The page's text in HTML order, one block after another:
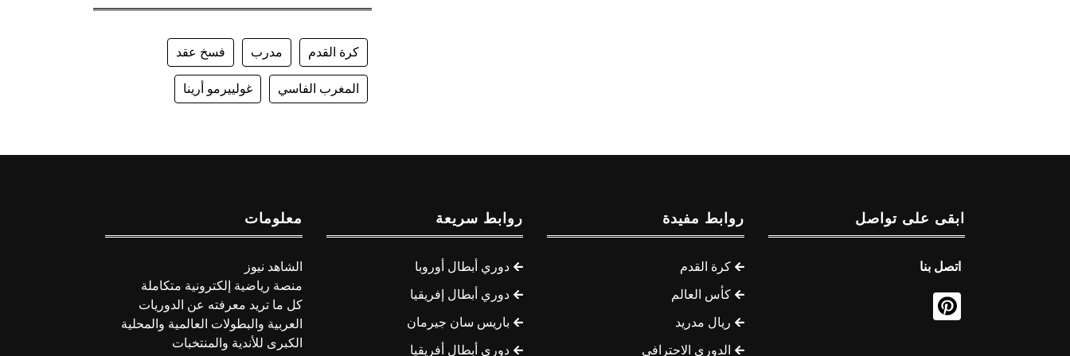
كرة القدم مدرب فسخ عقد
المغرب الفاسي غولييرمو أرينا
ابقى على تواصل
اتصل بنا
روابط مفيدة
كرة القدم
كأس العالم
ريال مدريد
الدوري الاحترافي
روابط سريعة
دوري أبطال أوروبا
دوري أبطال إفريقيا
باريس سان جيرمان
دوري أبطال أفريقيا
معلومات
الشاهد نيوز
منصة رياضية إلكترونية متكاملة
كل ما تريد معرفته عن الدوريات
العربية والبطولات العالمية والمحلية
الكبرى للأندية والمنتخبات